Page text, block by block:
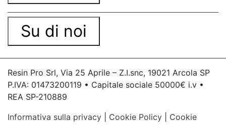
Su di noi
Resin Pro Srl, Via 25 Aprile – Z.I.snc, 19021 Arcola SP
P.IVA: 01473200119 • Capitale sociale 50000€ i.v •
REA SP-210889
Informativa sulla privacy
Cookie Policy
Cookie